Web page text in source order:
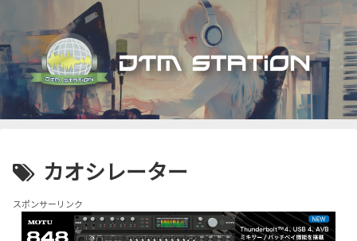
カオシレーター
スポンサーリンク